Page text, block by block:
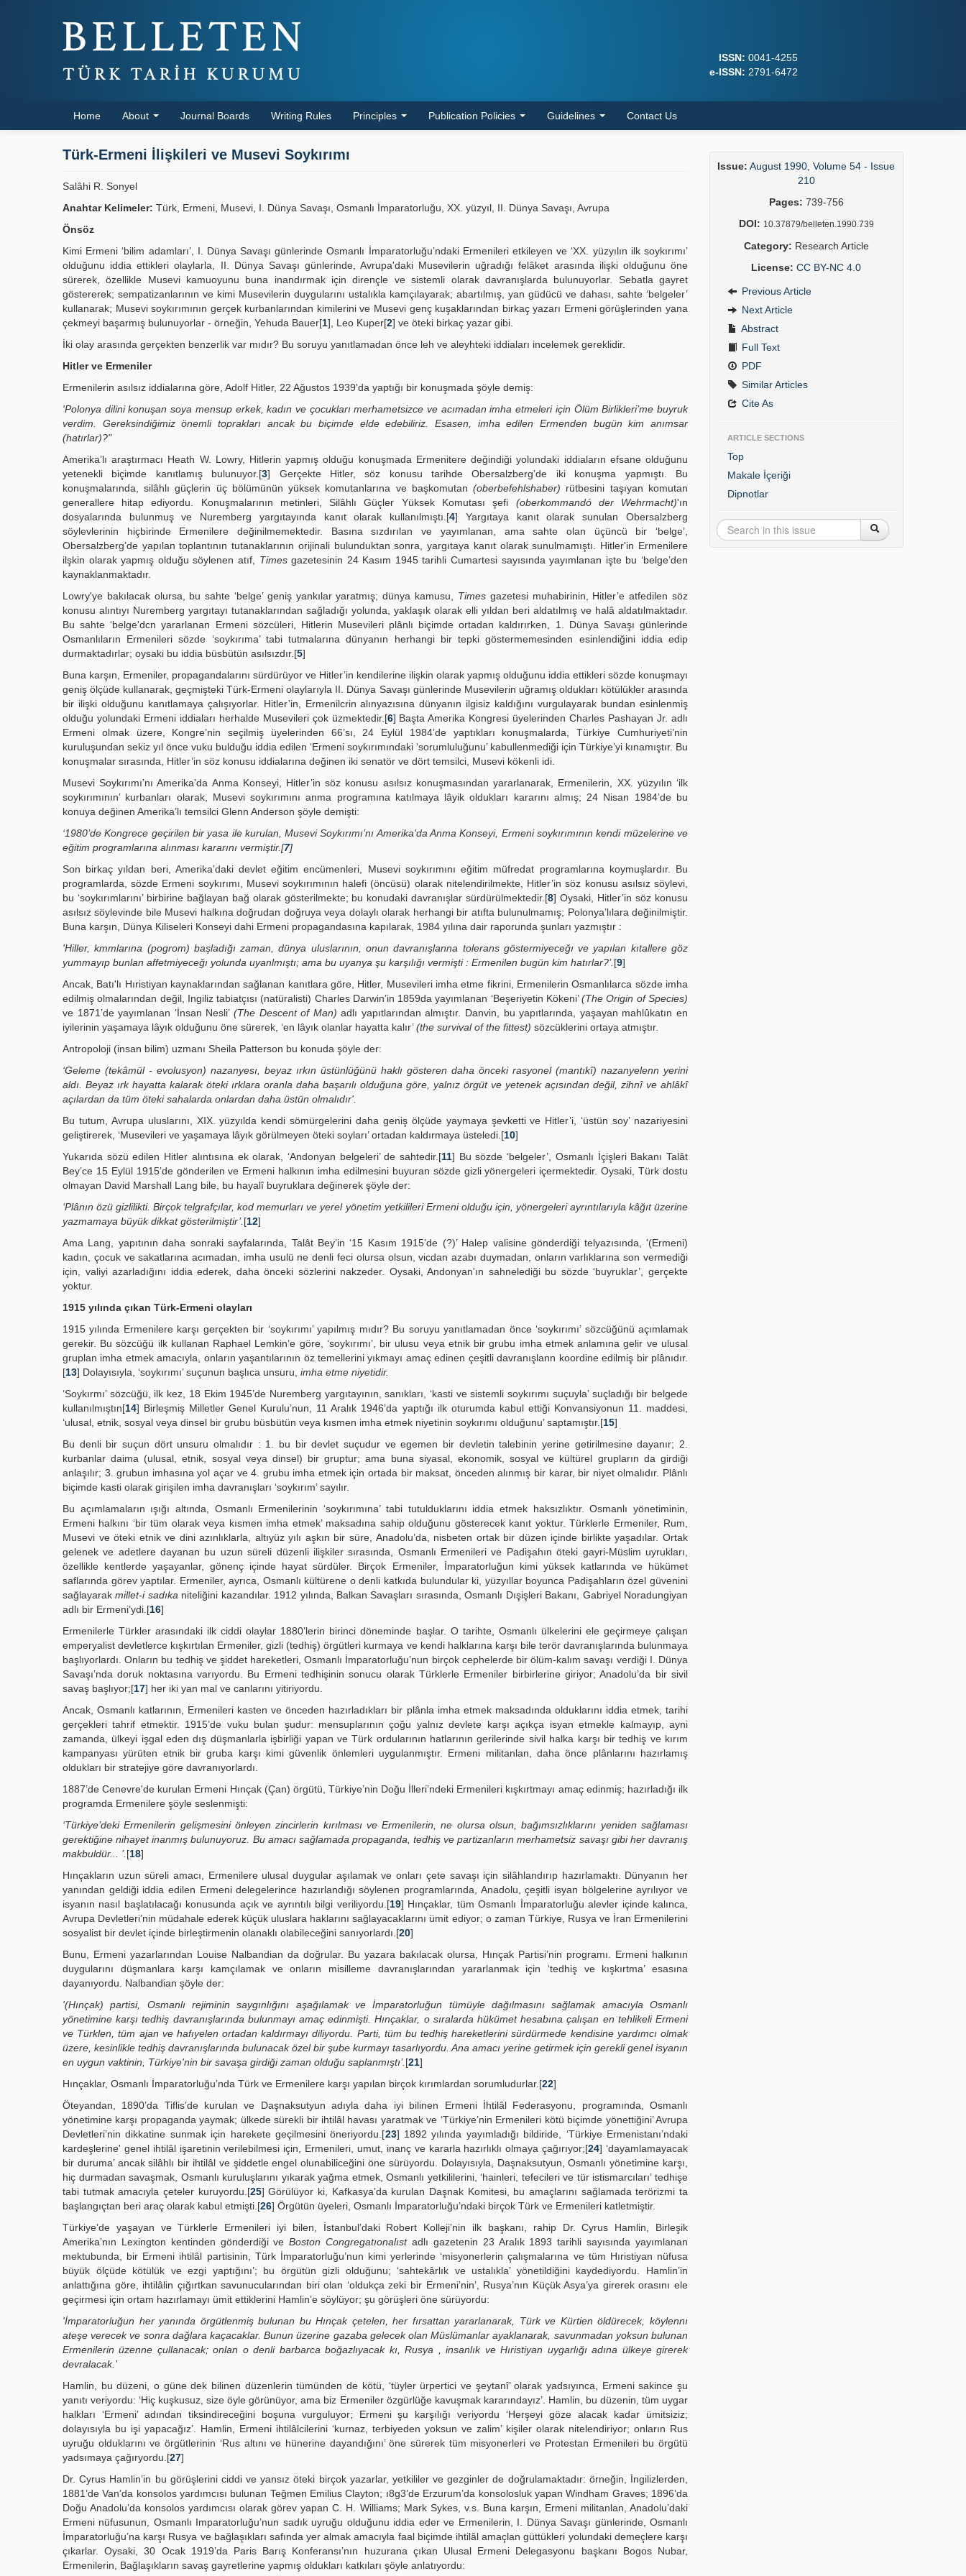
ISSN: 0041-4255
e-ISSN: 2791-6472
Home About Journal Boards Writing Rules Principles Publication Policies Guidelines Contact Us
Türk-Ermeni İlişkileri ve Musevi Soykırımı
Salâhi R. Sonyel
Anahtar Kelimeler: Türk, Ermeni, Musevi, I. Dünya Savaşı, Osmanlı İmparatorluğu, XX. yüzyıl, II. Dünya Savaşı, Avrupa
Önsöz
Kimi Ermeni ‘bilim adamları’, I. Dünya Savaşı günlerinde Osmanlı İmparatorluğu’ndaki Ermenileri etkileyen ve ‘XX. yüzyılın ilk soykırımı’
olduğunu iddia ettikleri olaylarla, II. Dünya Savaşı günlerinde, Avrupa'daki Musevilerin uğradığı felâket arasında ilişki olduğunu öne
sürerek, özellikle Musevi kamuoyunu buna inandırmak için dirençle ve sistemli olarak davranışlarda bulunuyorlar. Sebatla gayret
göstererek; sempatizanlarının ve kimi Musevilerin duygularını ustalıkla kamçılayarak; abartılmış, yan güdücü ve dahası, sahte ‘belgeler’
kullanarak; Musevi soykırımının gerçek kurbanlarından kimilerini ve Musevi genç kuşaklarından birkaç yazarı Ermeni görüşlerinden yana
çekmeyi başarmış bulunuyorlar - örneğin, Yehuda Bauer[1], Leo Kuper[2] ve öteki birkaç yazar gibi.
İki olay arasında gerçekten benzerlik var mıdır? Bu soruyu yanıtlamadan önce leh ve aleyhteki iddiaları incelemek gereklidir.
Hitler ve Ermeniler
Ermenilerin asılsız iddialarına göre, Adolf Hitler, 22 Ağustos 1939'da yaptığı bir konuşmada şöyle demiş:
'Polonya dilini konuşan soya mensup erkek, kadın ve çocukları merhametsizce ve acımadan imha etmeleri için Ölüm Birlikleri’me buyruk
verdim. Gereksindiğimiz önemli toprakları ancak bu biçimde elde edebiliriz. Esasen, imha edilen Ermenden bugün kim anımsar
(hatırlar)?"
Amerika’lı araştırmacı Heath W. Lowry, Hitlerin yapmış olduğu konuşmada Ermenitere değindiği yolundaki iddiaların efsane olduğunu
yetenekli biçimde kanıtlamış bulunuyor.[3] Gerçekte Hitler, söz konusu tarihde Obersalzberg’de iki konuşma yapmıştı. Bu
konuşmalarında, silâhlı güçlerin üç bölümünün yüksek komutanlarına ve başkomutan(oberbefehlshaber) rütbesini taşıyan komutan
generallere hitap ediyordu. Konuşmalarının metinleri, Silâhlı Güçler Yüksek Komutası şefi (oberkommandó der Wehrmacht)'ın
dosyalarında bulunmuş ve Nuremberg yargıtayında kanıt olarak kullanılmıştı.[4] Yargıtaya kanıt olarak sunulan Obersalzberg
söylevlerinin hiçbirinde Ermenilere değinilmemektedir. Basına sızdırılan ve yayımlanan, ama sahte olan üçüncü bir ‘belge’,
Obersalzberg’de yapılan toplantının tutanaklarının orijinali bulunduktan sonra, yargıtaya kanıt olarak sunulmamıştı. Hitler'in Ermenilere
ilşkin olarak yapmış olduğu söylenen atıf, Timesgazetesinin 24 Kasım 1945 tarihli Cumartesi sayısında yayımlanan işte bu ‘belge’den
kaynaklanmaktadır.
Lowry'ye bakılacak olursa, bu sahte ‘belge’ geniş yankılar yaratmış; dünya kamusu, Timesgazetesi muhabirinin, Hitler’e atfedilen söz
konusu alıntıyı Nuremberg yargıtayı tutanaklarından sağladığı yolunda, yaklaşık olarak elli yıldan beri aldatılmış ve halâ aldatılmaktadır.
Bu sahte ‘belge'dcn yararlanan Ermeni sözcüleri, Hitlerin Musevileri plânlı biçimde ortadan kaldırırken, 1. Dünya Savaşı günlerinde
Osmanlıların Ermenileri sözde ‘soykırıma’ tabi tutmalarına dünyanın herhangi bir tepki göstermemesinden esinlendiğini iddia edip
durmaktadırlar; oysaki bu iddia büsbütün asılsızdır.[5]
Buna karşın, Ermeniler, propagandalarını sürdürüyor ve Hitler’in kendilerine ilişkin olarak yapmış olduğunu iddia ettikleri sözde konuşmayı
geniş ölçüde kullanarak, geçmişteki Türk-Ermeni olaylarıyla II. Dünya Savaşı günlerinde Musevilerin uğramış oldukları kötülükler arasında
bir ilişki olduğunu kanıtlamaya çalışıyorlar. Hitler’in, Ermenilcrin alınyazısına dünyanın ilgisiz kaldığını vurgulayarak bundan esinlenmiş
olduğu yolundaki Ermeni iddiaları herhalde Musevileri çok üzmektedir.[6] Başta Amerika Kongresi üyelerinden Charles Pashayan Jr. adlı
Ermeni olmak üzere, Kongre’nin seçilmiş üyelerinden 66’sı, 24 Eylül 1984’de yaptıkları konuşmalarda, Türkiye Cumhuriyeti’nin
kuruluşundan sekiz yıl önce vuku bulduğu iddia edilen ‘Ermeni soykırımındaki ‘sorumluluğunu’ kabullenmediği için Türkiye’yi kınamıştır. Bu
konuşmalar sırasında, Hitler’in söz konusu iddialarına değinen iki senatör ve dört temsilci, Musevi kökenli idi.
Musevi Soykırımı’nı Amerika’da Anma Konseyi, Hitler’in söz konusu asılsız konuşmasından yararlanarak, Ermenilerin, XX. yüzyılın ‘ilk
soykırımının’ kurbanları olarak, Musevi soykırımını anma programına katılmaya lâyik oldukları kararını almış; 24 Nisan 1984’de bu
konuya değinen Amerika’lı temsilci Glenn Anderson şöyle demişti:
‘1980’de Kongrece geçirilen bir yasa ile kurulan, Musevi Soykırımı’nı Amerika'da Anma Konseyi, Ermeni soykırımının kendi müzelerine ve
eğitim programlarına alınması kararını vermiştir.[7]
Son birkaç yıldan beri, Amerika’daki devlet eğitim encümenleri, Musevi soykırımını eğitim müfredat programlarına koymuşlardır. Bu
programlarda, sözde Ermeni soykırımı, Musevi soykırımının halefi (öncüsü) olarak nitelendirilmekte, Hitler’in söz konusu asılsız söylevi,
bu ‘soykırımlarını’ birbirine bağlayan bağ olarak gösterilmekte; bu konudaki davranışlar sürdürülmektedir.[8] Oysaki, Hitler’in söz konusu
asılsız söylevinde bile Musevi halkına doğrudan doğruya veya dolaylı olarak herhangi bir atıfta bulunulmamış; Polonya’lılara değinilmiştir.
Buna karşın, Dünya Kiliseleri Konseyi dahi Ermeni propagandasına kapılarak, 1984 yılına dair raporunda şunları yazmıştır :
'Hiller, kmmlarına (pogrom) başladığı zaman, dünya uluslarının, onun davranışlanna tolerans göstermiyeceğı ve yapılan kıtallere göz
yummayıp bunlan affetmiyeceğı yolunda uyanlmıştı; ama bu uyanya şu karşılığı vermişti : Ermenilen bugün kim hatırlar?’. [9]
Ancak, Batı'lı Hıristiyan kaynaklarından sağlanan kanıtlara göre, Hitler, Musevileri imha etme fikrini, Ermenilerin Osmanlılarca sözde imha
edilmiş olmalarından değil, Ingiliz tabiatçısı (natüralisti) Charles Darwin’in 1859da yayımlanan ‘Beşeriyetin Kökeni’(The Origin of Species)
ve 1871’de yayımlanan ‘İnsan Nesli’ (The Descent of Man) adlı yapıtlarından almıştır. Danvin, bu yapıtlarında, yaşayan mahlûkatın en
iyilerinin yaşamaya lâyık olduğunu öne sürerek, ‘en lâyık olanlar hayatta kalır’(the survival of the fittest) sözcüklerini ortaya atmıştır.
Antropoloji (insan bilim) uzmanı Sheila Patterson bu konuda şöyle der:
‘Geleme (tekâmül - evolusyon) nazanyesı, beyaz ırkın üstünlüğünü haklı gösteren daha önceki rasyonel (mantıkî) nazanyelenn yerini
aldı. Beyaz ırk hayatta kalarak öteki ırklara oranla daha başarılı olduğuna göre, yalnız örgüt ve yetenek açısından değil, zihnî ve ahlâkî
açılardan da tüm öteki sahalarda onlardan daha üstün olmalıdır'.
Bu tutum, Avrupa uluslarını, XIX. yüzyılda kendi sömürgelerini daha geniş ölçüde yaymaya şevketti ve Hitler’i, ‘üstün soy’ nazariyesini
geliştirerek, ‘Musevileri ve yaşamaya lâyık görülmeyen öteki soyları’ ortadan kaldırmaya üsteledi.[10]
Yukarıda sözü edilen Hitler alıntısına ek olarak, ‘Andonyan belgeleri’ de sahtedir.[11] Bu sözde ‘belgeler’, Osmanlı İçişleri Bakanı Talât
Bey’ce 15 Eylül 1915’de gönderilen ve Ermeni halkının imha edilmesini buyuran sözde gizli yönergeleri içermektedir. Oysaki, Türk dostu
olmayan David Marshall Lang bile, bu hayalî buyruklara değinerek şöyle der:
‘Plânın özü gizlilikti. Birçok telgrafçılar, kod memurları ve yerel yönetim yetkilileri Ermeni olduğu için, yönergeleri ayrıntılarıyla kâğıt üzerine
yazmamaya büyük dikkat gösterilmiştir’. [12]
Ama Lang, yapıtının daha sonraki sayfalarında, Talât Bey’in ‘15 Kasım 1915’de (?)’ Halep valisine gönderdiği telyazısında, '(Ermeni)
kadın, çocuk ve sakatlarına acımadan, imha usulü ne denli feci olursa olsun, vicdan azabı duymadan, onların varlıklarına son vermediği
için, valiyi azarladığını iddia ederek, daha önceki sözlerini nakzeder. Oysaki, Andonyan'ın sahnelediği bu sözde ‘buyruklar’, gerçekte
yoktur.
1915 yılında çıkan Türk-Ermeni olayları
1915 yılında Ermenilere karşı gerçekten bir ‘soykırımı’ yapılmış mıdır? Bu soruyu yanıtlamadan önce ‘soykırımı’ sözcüğünü açımlamak
gerekir. Bu sözcüğü ilk kullanan Raphael Lemkin’e göre, ‘soykırımı’, bir ulusu veya etnik bir grubu imha etmek anlamına gelir ve ulusal
gruplan imha etmek amacıyla, onların yaşantılarının öz temellerini yıkmayı amaç edinen çeşitli davranışlann koordine edilmiş bir plânıdır.
[13] Dolayısıyla, ‘soykırımı’ suçunun başlıca unsuru, imha etme niyetidir.
‘Soykırmı’ sözcüğü, ilk kez, 18 Ekim 1945’de Nuremberg yargıtayının, sanıkları, ‘kasti ve sistemli soykırımı suçuyla’ suçladığı bir belgede
kullanılmıştın[14] Birleşmiş Milletler Genel Kurulu’nun, 11 Aralık 1946’da yaptığı ilk oturumda kabul ettiği Konvansiyonun 11. maddesi,
‘ulusal, etnik, sosyal veya dinsel bir grubu büsbütün veya kısmen imha etmek niyetinin soykırımı olduğunu’ saptamıştır.[15]
Bu denli bir suçun dört unsuru olmalıdır : 1. bu bir devlet suçudur ve egemen bir devletin talebinin yerine getirilmesine dayanır; 2.
kurbanlar daima (ulusal, etnik, sosyal veya dinsel) bir gruptur; ama buna siyasal, ekonomik, sosyal ve kültürel grupların da girdiği
anlaşılır; 3. grubun imhasına yol açar ve 4. grubu imha etmek için ortada bir maksat, önceden alınmış bir karar, bir niyet olmalıdır. Plânlı
biçimde kasti olarak girişilen imha davranışları ‘soykırım’ sayılır.
Bu açımlamaların ışığı altında, Osmanlı Ermenilerinin ‘soykırımına’ tabi tutulduklarını iddia etmek haksızlıktır. Osmanlı yönetiminin,
Ermeni halkını ‘bir tüm olarak veya kısmen imha etmek’ maksadına sahip olduğunu gösterecek kanıt yoktur. Türklerle Ermeniler, Rum,
Musevi ve öteki etnik ve dini azınlıklarla, altıyüz yılı aşkın bir süre, Anadolu’da, nisbeten ortak bir düzen içinde birlikte yaşadılar. Ortak
gelenek ve adetlere dayanan bu uzun süreli düzenli ilişkiler sırasında, Osmanlı Ermenileri ve Padişahın öteki gayri-Müslim uyrukları,
özellikle kentlerde yaşayanlar, gönenç içinde hayat sürdüler. Birçok Ermeniler, İmparatorluğun kimi yüksek katlarında ve hükümet
saflarında görev yaptılar. Ermeniler, ayrıca, Osmanlı kültürene o denli katkıda bulundular ki, yüzyıllar boyunca Padişahların özel güvenini
sağlayarakmillet-i sadıka niteliğini kazandılar. 1912 yılında, Balkan Savaşları sırasında, Osmanlı Dışişleri Bakanı, Gabriyel Noradungiyan
adlı bir Ermeni’ydi.[16]
Ermenilerle Türkler arasındaki ilk ciddi olaylar 1880’lerin birinci döneminde başlar. O tarihte, Osmanlı ülkelerini ele geçirmeye çalışan
emperyalist devletlerce kışkırtılan Ermeniler, gizli (tedhiş) örgütleri kurmaya ve kendi halklarına karşı bile terör davranışlarında bulunmaya
başlıyorlardı. Onların bu tedhiş ve şiddet hareketleri, Osmanlı İmparatorluğu’nun birçok cephelerde bir ölüm-kalım savaşı verdiği I. Dünya
Savaşı’nda doruk noktasına varıyordu. Bu Ermeni tedhişinin sonucu olarak Türklerle Ermeniler birbirlerine giriyor; Anadolu’da bir sivil
savaş başlıyor;[17] her iki yan mal ve canlarını yitiriyordu.
Ancak, Osmanlı katlarının, Ermenileri kasten ve önceden hazırladıkları bir plânla imha etmek maksadında olduklarını iddia etmek, tarihi
gerçekleri tahrif etmektir. 1915’de vuku bulan şudur: mensuplarının çoğu yalnız devlete karşı açıkça isyan etmekle kalmayıp, ayni
zamanda, ülkeyi işgal eden dış düşmanlarla işbirliği yapan ve Türk ordularının hatlarının gerilerinde sivil halka karşı bir tedhiş ve kırım
kampanyası yürüten etnik bir gruba karşı kimi güvenlik önlemleri uygulanmıştır. Ermeni militanlan, daha önce plânlarını hazırlamış
oldukları bir stratejiye göre davranıyorlardı.
1887’de Cenevre'de kurulan Ermeni Hınçak (Çan) örgütü, Türkiye’nin Doğu İlleri’ndeki Ermenileri kışkırtmayı amaç edinmiş; hazırladığı ilk
programda Ermenilere şöyle seslenmişti:
‘Türkiye’deki Ermenilerin gelişmesini önleyen zincirlerin kırılması ve Ermenilerin, ne olursa olsun, bağımsızlıklarını yeniden sağlaması
gerektiğine nihayet inanmış bulunuyoruz. Bu amacı sağlamada propaganda, tedhiş ve partizanların merhametsiz savaşı gibi her davranış
makbuldür... ’. [18]
Hınçakların uzun süreli amacı, Ermenilere ulusal duygular aşılamak ve onları çete savaşı için silâhlandırıp hazırlamaktı. Dünyanın her
yanından geldiği iddia edilen Ermeni delegelerince hazırlandığı söylenen programlarında, Anadolu, çeşitli isyan bölgelerine ayrılıyor ve
isyanın nasıl başlatılacağı konusunda açık ve ayrıntılı bilgi veriliyordu.[19] Hınçaklar, tüm Osmanlı İmparatorluğu alevler içinde kalınca,
Avrupa Devletleri’nin müdahale ederek küçük uluslara haklarını sağlayacaklarını ümit ediyor; o zaman Türkiye, Rusya ve İran Ermenilerini
sosyalist bir devlet içinde birleştirmenin olanaklı olabileceğini sanıyorlardı.[20]
Bunu, Ermeni yazarlarından Louise Nalbandian da doğrular. Bu yazara bakılacak olursa, Hınçak Partisi’nin programı. Ermeni halkının
duygularını düşmanlara karşı kamçılamak ve onların misilleme davranışlarından yararlanmak için ‘tedhiş ve kışkırtma’ esasına
dayanıyordu. Nalbandian şöyle der:
'(Hınçak) partisi, Osmanlı rejiminin saygınlığını aşağılamak ve İmparatorluğun tümüyle dağılmasını sağlamak amacıyla Osmanlı
yönetimine karşı tedhiş davranışlarında bulunmayı amaç edinmişti. Hınçaklar, o sıralarda hükümet hesabına çalışan en tehlikeli Ermeni
ve Türklen, tüm ajan ve hafıyelen ortadan kaldırmayı diliyordu. Parti, tüm bu tedhiş hareketlerini sürdürmede kendisine yardımcı olmak
üzere, kesinlikle tedhiş davranışlarında bulunacak özel bir şube kurmayı tasarlıyordu. Ana amacı yerine getirmek için gerekli genel isyanın
en uygun vaktinin, Türkiye'nin bir savaşa girdiği zaman olduğu saplanmıştı’. [21]
Hınçaklar, Osmanlı İmparatorluğu’nda Türk ve Ermenilere karşı yapılan birçok kırımlardan sorumludurlar.[22]
Öteyandan, 1890’da Tiflis’de kurulan ve Daşnaksutyun adıyla daha iyi bilinen Ermeni İhtilâl Federasyonu, programında, Osmanlı
yönetimine karşı propaganda yaymak; ülkede sürekli bir ihtilâl havası yaratmak ve ‘Türkiye’nin Ermenileri kötü biçimde yönettiğini’ Avrupa
Devletleri’nin dikkatine sunmak için harekete geçilmesini öneriyordu.[23] 1892 yılında yayımladığı bildiride, ‘Türkiye Ermenistanı’ndaki
kardeşlerine' genel ihtilâl işaretinin verilebilmesi için, Ermenileri, umut, inanç ve kararla hazırlıklı olmaya çağırıyor;[24] ‘dayamlamayacak
bir duruma’ ancak silâhlı bir ihtilâl ve şiddetle engel olunabiliceğini öne sürüyordu. Dolayısıyla, Daşnaksutyun, Osmanlı yönetimine karşı,
hiç durmadan savaşmak, Osmanlı kuruluşlarını yıkarak yağma etmek, Osmanlı yetkililerini, ‘hainleri, tefecileri ve tür istismarcıları’ tedhişe
tabi tutmak amacıyla çeteler kuruyordu.[25] Görülüyor ki, Kafkasya’da kurulan Daşnak Komitesi, bu amaçlarını sağlamada terörizmi ta
başlangıçtan beri araç olarak kabul etmişti.[26] Örgütün üyeleri, Osmanlı İmparatorluğu’ndaki birçok Türk ve Ermenileri katletmiştir.
Türkiye’de yaşayan ve Türklerle Ermenileri iyi bilen, İstanbul’daki Robert Kolleji’nin ilk başkanı, rahip Dr. Cyrus Hamlin, Birleşik
Amerika’nın Lexington kentinden gönderdiği veBoston Congregatıonalıstadlı gazetenin 23 Aralık 1893 tarihli sayısında yayımlanan
mektubunda, bir Ermeni ihtilâl partisinin, Türk İmparatorluğu’nun kimi yerlerinde ‘misyonerlerin çalışmalarına ve tüm Hıristiyan nüfusa
büyük ölçüde kötülük ve ezgi yaptığını’; bu örgütün gizli olduğunu; ‘sahtekârlık ve ustalıkla’ yönetildiğini kaydediyordu. Hamlin’in
anlattığına göre, ihtilâlin çığırtkan savunucularından biri olan ‘oldukça zeki bir Ermeni’nin’, Rusya’nın Küçük Asya’ya girerek orasını ele
geçirmesi için ortam hazırlamayı ümit ettiklerini Hamlin’e söylüyor; şu görüşleri öne sürüyordu:
'İmparatorluğun her yanında örgütlenmiş bulunan bu Hınçak çetelen, her fırsattan yararlanarak, Türk ve Kürtien öldürecek, köylennı
ateşe verecek ve sonra dağlara kaçacaklar. Bunun üzerine gazaba gelecek olan Müslümanlar ayaklanarak, savunmadan yoksun bulunan
Ermenilerin üzenne çullanacak; onlan o denli barbarca boğazlıyacak kı, Rusya , insanlık ve Hıristiyan uygarlığı adına ülkeye girerek
devralacak.’
Hamlin, bu düzeni, o güne dek bilinen düzenlerin tümünden de kötü, ‘tüyler ürpertici ve şeytanî’ olarak yadsıyınca, Ermeni sakince şu
yanıtı veriyordu: ‘Hiç kuşkusuz, size öyle görünüyor, ama biz Ermeniler özgürlüğe kavuşmak kararındayız’. Hamlin, bu düzenin, tüm uygar
halkları ‘Ermeni’ adından tiksindireceğini boşuna vurguluyor; Ermeni şu karşılığı veriyordu ‘Herşeyi göze alacak kadar ümitsiziz;
dolayısıyla bu işi yapacağız’. Hamlin, Ermeni ihtilâlcilerini ‘kurnaz, terbiyeden yoksun ve zalim’ kişiler olarak nitelendiriyor; onların Rus
uyruğu olduklarını ve örgütlerinin ‘Rus altını ve hünerine dayandığını’ öne sürerek tüm misyonerleri ve Protestan Ermenileri bu örgütü
yadsımaya çağıryordu.[27]
Dr. Cyrus Hamlin’in bu görüşlerini ciddi ve yansız öteki birçok yazarlar, yetkililer ve gezginler de doğrulamaktadır: örneğin, İngilizlerden,
1881’de Van’da konsolos yardımcısı bulunan Teğmen Emilius Clayton; ı8g3’de Erzurum’da konsolosluk yapan Windham Graves; 1896’da
Doğu Anadolu’da konsolos yardımcısı olarak görev yapan C. H. Williams; Mark Sykes, v.s. Buna karşın, Ermeni militanlan, Anadolu’daki
Ermeni nüfusunun, Osmanlı Imparatorluğu’nun sadık uyruğu olduğunu iddia eder ve Ermenilerin, I. Dünya Savaşı günlerinde, Osmanlı
İmparatorluğu’na karşı Rusya ve bağlaşıkları safında yer almak amacıyla faal biçimde ihtilâl amaçlan güttükleri yolundaki demeçlere karşı
çıkarlar. Oysaki, 30 Ocak 1919’da Paris Barış Konferansı’nın huzurana çıkan Ulusal Ermeni Delegasyonu başkanı Bogos Nubar,
Ermenilerin, Bağlaşıkların savaş gayretlerine yapmış oldukları katkıları şöyle anlatıyordu:
Issue: August 1990, Volume 54 - Issue
210
Pages: 739-756
DOI: 10.37879/belleten.1990.739
Category: Research Article
License: CC BY-NC 4.0
Previous Article
Next Article
Abstract
Full Text
PDF
Similar Articles
Cite As
ARTICLE SECTIONS
Top
Makale İçeriği
Dipnotlar